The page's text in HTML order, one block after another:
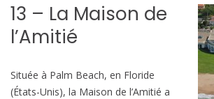
13 – La Maison de
l’Amitié
Située à Palm Beach, en Floride
(États-Unis), la Maison de l’Amitié a